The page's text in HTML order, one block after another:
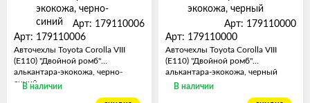
Арт: 179110006
Арт: 179110006
Авточехлы Toyota Corolla VIII
(E110) "Двойной ромб"
алькантара-экокожа, черно-
синий
В наличии
Арт: 179110000
Арт: 179110000
Авточехлы Toyota Corolla VIII
(E110) "Двойной ромб"
алькантара-экокожа, черный
В наличии